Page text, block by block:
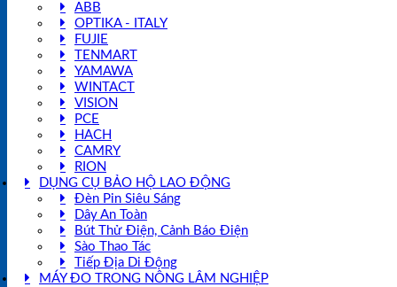
ABB
OPTIKA - ITALY
FUJIE
TENMART
YAMAWA
WINTACT
VISION
PCE
HACH
CAMRY
RION
DỤNG CỤ BẢO HỘ LAO ĐỘNG
Đèn Pin Siêu Sáng
Dây An Toàn
Bút Thử Điện, Cảnh Báo Điện
Sào Thao Tác
Tiếp Địa Di Động
MÁY ĐO TRONG NÔNG LÂM NGHIỆP